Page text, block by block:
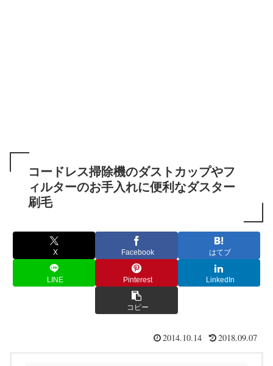
コードレス掃除機のダストカップやフ
ィルターのお手入れに便利なダスター
刷毛
X Facebook はてブ
LINE Pinterest LinkedIn
コピー
2014.10.14 2018.09.07